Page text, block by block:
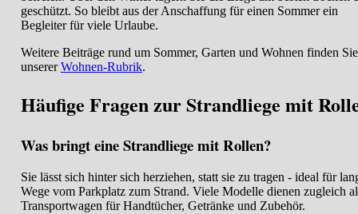
geschützt. So bleibt aus der Anschaffung für einen Sommer ein
Begleiter für viele Urlaube.
Weitere Beiträge rund um Sommer, Garten und Wohnen finden
unsererWohnen-Rubrik.
Häufige Fragen zur Strandliege mit
Was bringt eine Strandliege mit Rollen?
Sie lässt sich hinter sich herziehen, statt sie zu tragen - ideal für
Wege vom Parkplatz zum Strand. Viele Modelle dienen zugleich
Transportwagen für Handtücher, Getränke und Zubehör.